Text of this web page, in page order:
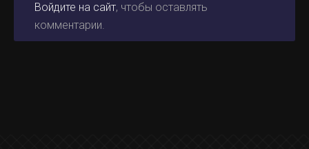
Войдите на сайт, чтобы оставлять
комментарии.